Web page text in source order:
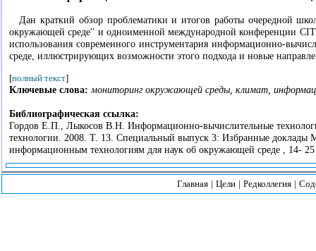
Дан краткий обзор проблематики и итогов работы очередной
окружающей среде'' и одноименной международной конференции
использования современного инструментария информационно-
среде, иллюстрирующих возможности этого подхода и новые
[полный текст]
Ключевые слова: мониторинг окружающей среды, климат,
Библиографическая ссылка:
Гордов Е.П., Лыкосов В.Н. Информационно-вычислительные
технологии. 2008. Т. 13. Специальный выпуск 3: Избранные
информационным технологиям для наук об окружающей среде , 14-
Главная | Цели | Редколлегия |